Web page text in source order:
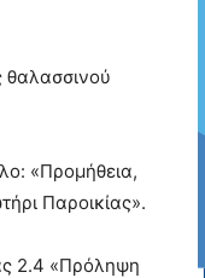
θαλασσινού
«Προμήθεια,
Παροικίας».
2.4 «Πρόληψη